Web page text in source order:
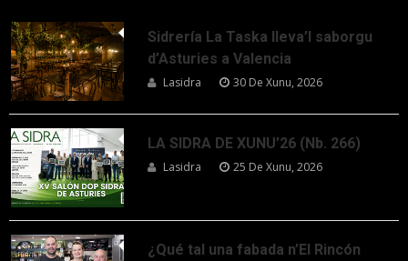
Sidrería La Taska lleva’l saborgu
d’Asturies a Valencia
Lasidra 30 De Xunu, 2026
LA SIDRA DE XUNU’26 (Nb. 266)
Lasidra 25 De Xunu, 2026
¿Qué tal una fabada n’El Rincón